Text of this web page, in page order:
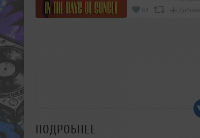
64
ПОДРОБНЕЕ